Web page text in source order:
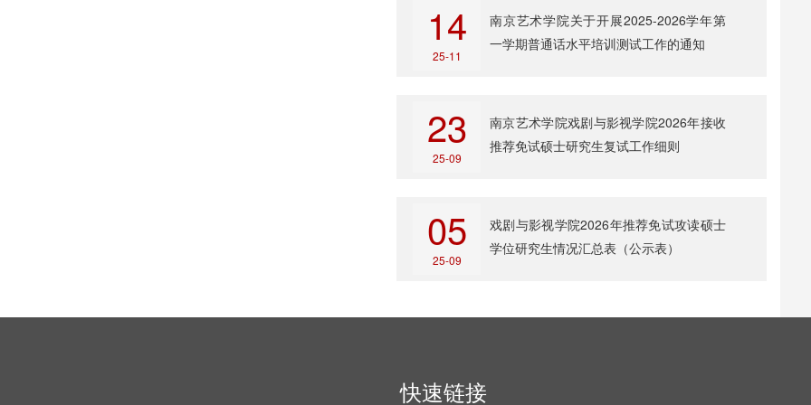
14
25-11
南京艺术学院关于开展2025-2026学年第
一学期普通话水平培训测试工作的通知
23
25-09
南京艺术学院戏剧与影视学院2026年接收
推荐免试硕士研究生复试工作细则
05
25-09
戏剧与影视学院2026年推荐免试攻读硕士
学位研究生情况汇总表（公示表）
快速链接